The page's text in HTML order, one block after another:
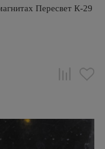
Пересвет К-29